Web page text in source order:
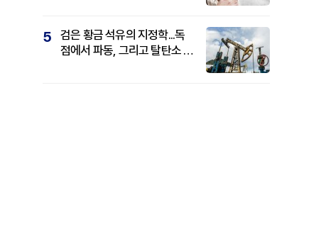
5
검은 황금 석유의 지정학...독
점에서 파동, 그리고 탈탄소 패